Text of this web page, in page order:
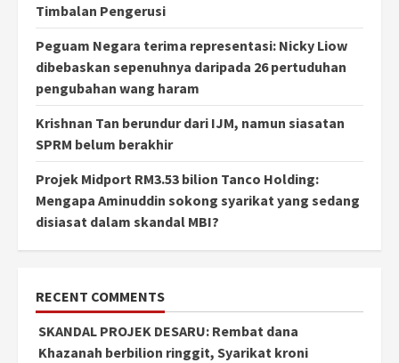
Timbalan Pengerusi
Peguam Negara terima representasi: Nicky Liow
dibebaskan sepenuhnya daripada 26 pertuduhan
pengubahan wang haram
Krishnan Tan berundur dari IJM, namun siasatan
SPRM belum berakhir
Projek Midport RM3.53 bilion Tanco Holding:
Mengapa Aminuddin sokong syarikat yang sedang
disiasat dalam skandal MBI?
RECENT COMMENTS
SKANDAL PROJEK DESARU: Rembat dana
Khazanah berbilion ringgit, Syarikat kroni